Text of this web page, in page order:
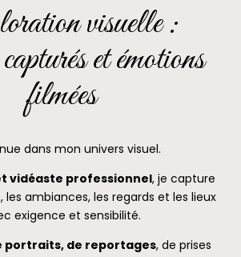
visuelle :
et émotions
filmées
dans mon univers visuel.
vidéaste professionnel, je capture
les ambiances, les regards et les lieux
exigence et sensibilité.
portraits, de reportages, de prises